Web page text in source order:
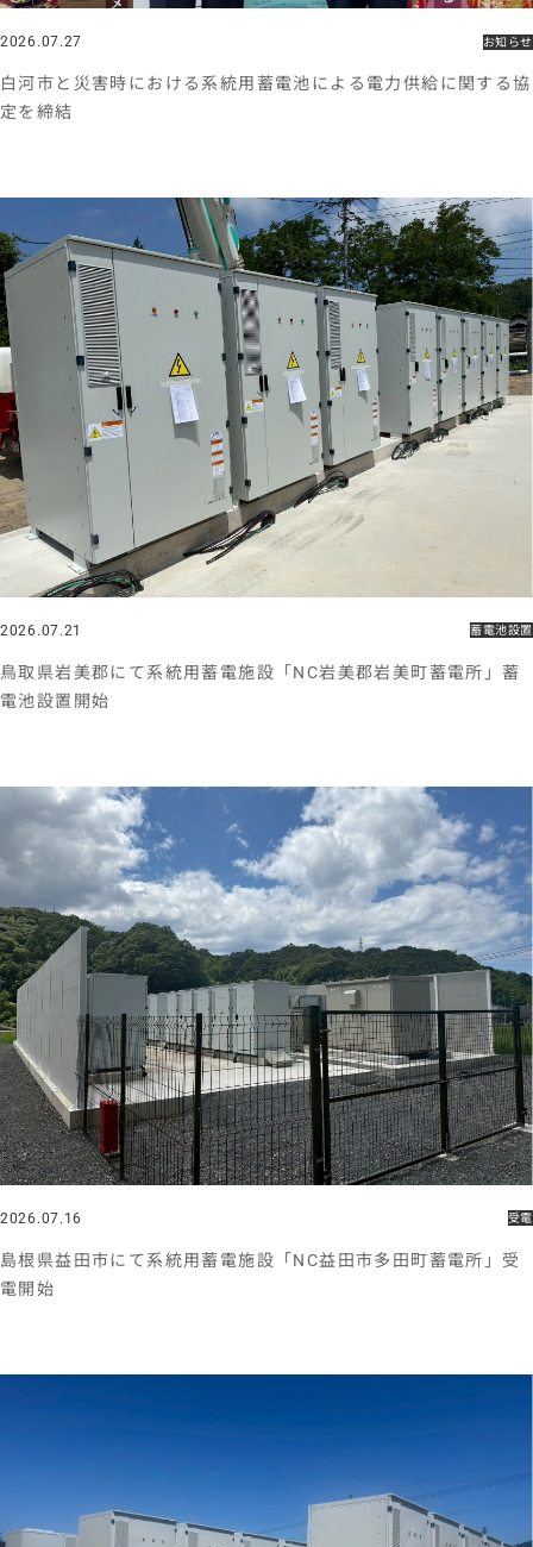
2026.07.27 お知らせ
⽩河市と災害時における系統⽤蓄電池による電⼒供給に関する協
定を締結
2026.07.21 蓄電池設置
鳥取県岩美郡にて系統用蓄電施設「NC岩美郡岩美町蓄電所」蓄
電池設置開始
2026.07.16 受電
島根県益田市にて系統用蓄電施設「NC益田市多田町蓄電所」受
電開始